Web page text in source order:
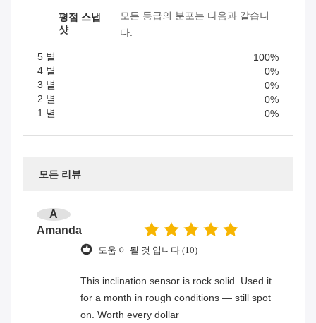
평점 스냅
샷
모든 등급의 분포는 다음과 같습니
다.
5 별
100%
4 별
0%
3 별
0%
2 별
0%
1 별
0%
모든 리뷰
A
Amanda
도움 이 될 것 입니다 (10)
This inclination sensor is rock solid. Used it
for a month in rough conditions — still spot
on. Worth every dollar